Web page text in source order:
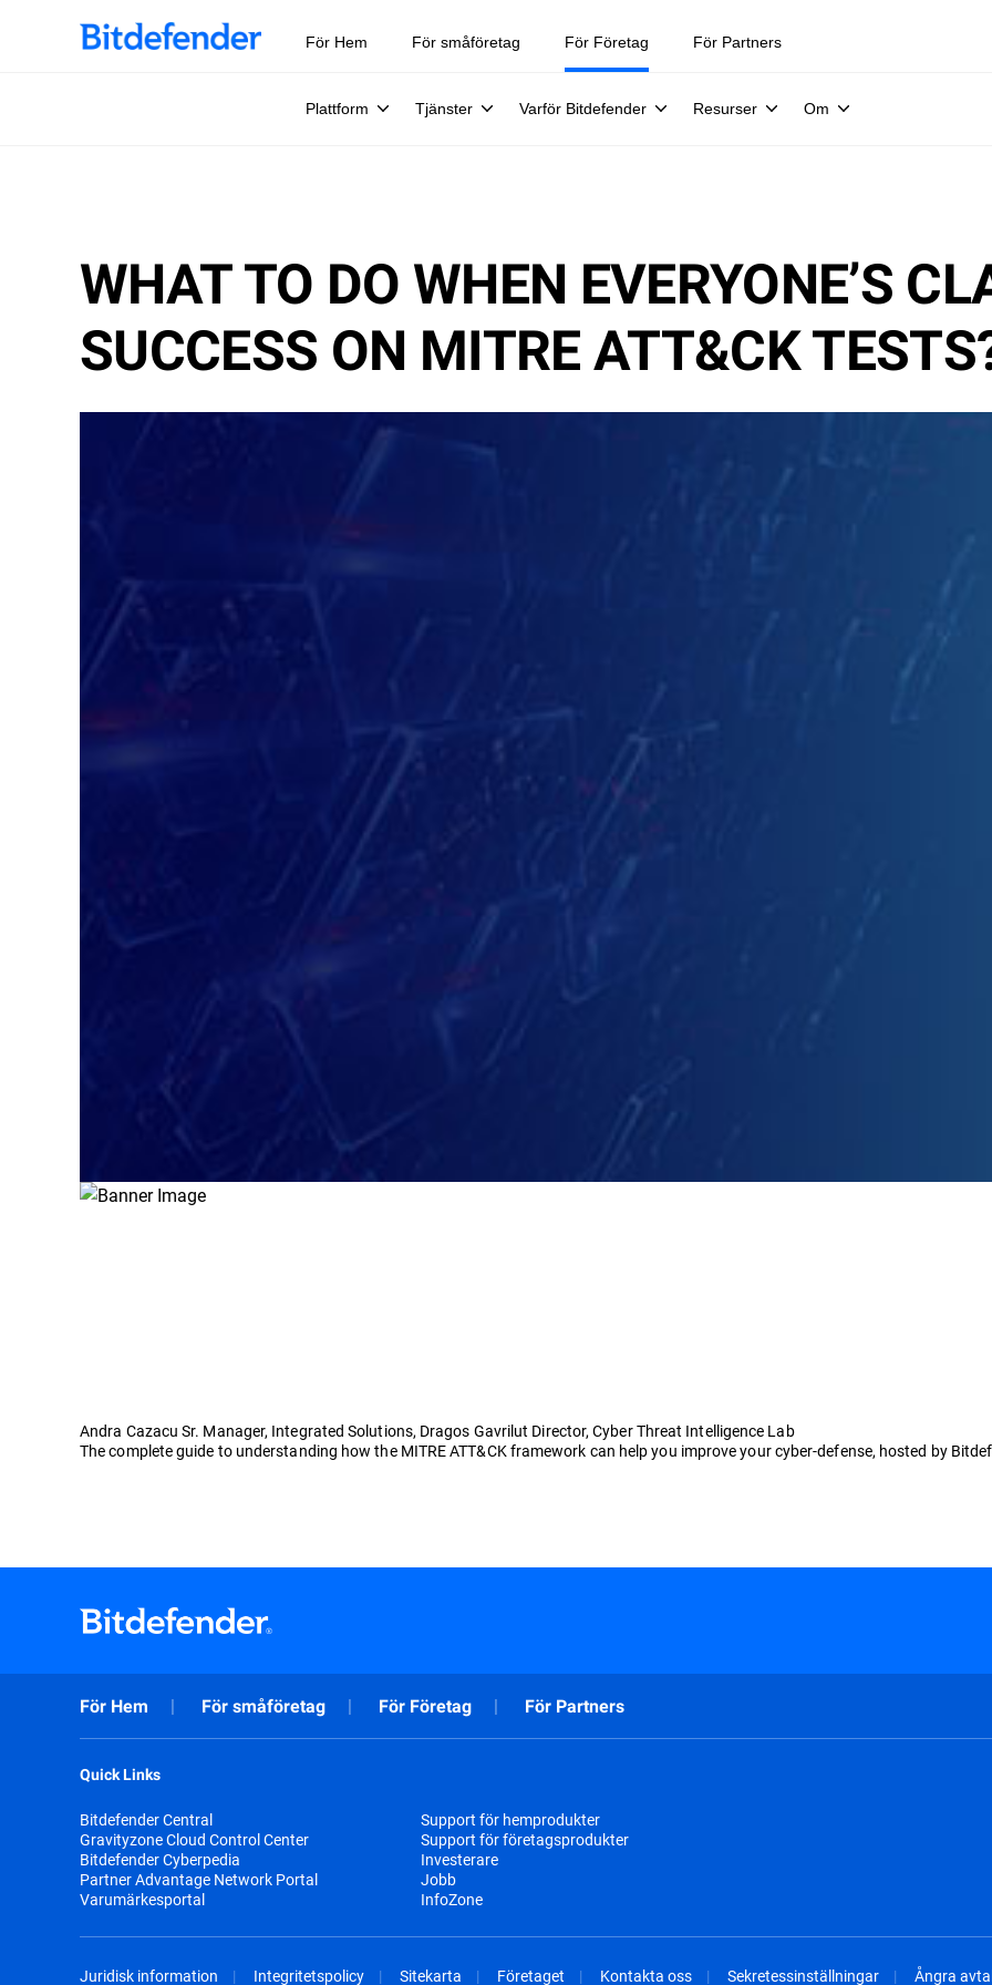
För Hem För småföretag För Företag
Plattform Tjänster Varför Bitdefender Resurser Om
För Partners
WHAT TO DO WHEN EVERYONE’S
SUCCESS ON MITRE ATT&CK
Andra Cazacu Sr. Manager, Integrated Solutions, Dragos Gavrilut Director, Cyber Threat Intelligence Lab
The complete guide to understanding how the MITRE ATT&CK framework can help you improve your cyber-defense, hosted by
För Hem För småföretag För Företag För Partners
Quick Links
Bitdefender Central
Gravityzone Cloud Control Center
Bitdefender Cyberpedia
Partner Advantage Network Portal
Varumärkesportal
Support för hemprodukter
Support för företagsprodukter
Investerare
Jobb
InfoZone
Juridisk information Integritetspolicy Sitekarta Företaget Kontakta oss Sekretessinställningar Ångra